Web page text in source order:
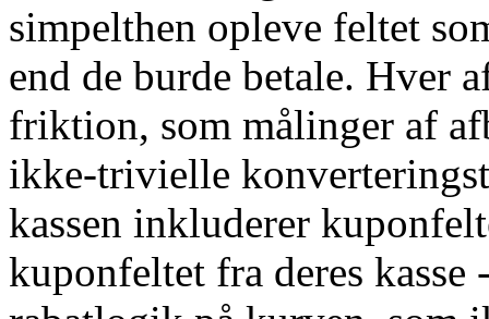
simpelthen opleve feltet
end de burde betale. Hver
friktion, som målinger af
ikke-trivielle
kassen inkluderer
kuponfeltet fra deres